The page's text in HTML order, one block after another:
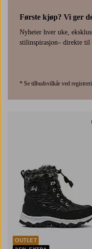
Første kjøp? Vi ger
Nyheter hver uke,
stilinspirasjon– direkte til
* Se tilbudsvilkår ved
OUTLET